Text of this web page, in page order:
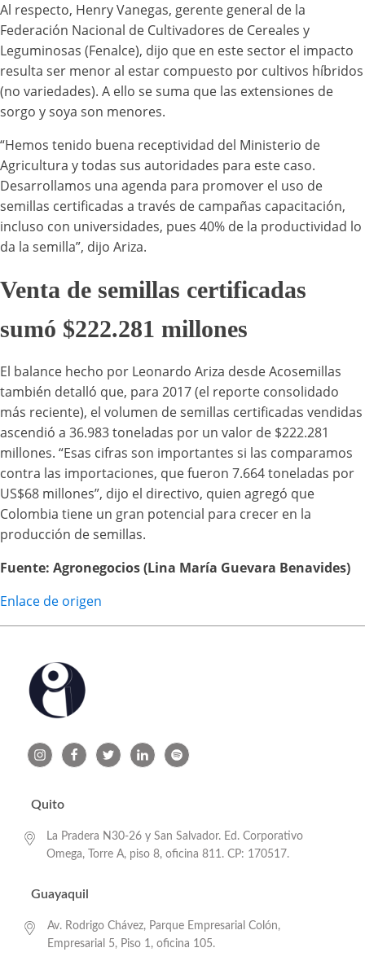
Al respecto, Henry Vanegas, gerente general de la
Federación Nacional de Cultivadores de Cereales y
Leguminosas (Fenalce), dijo que en este sector el impacto
resulta ser menor al estar compuesto por cultivos híbridos
(no variedades). A ello se suma que las extensiones de
sorgo y soya son menores.
“Hemos tenido buena receptividad del Ministerio de
Agricultura y todas sus autoridades para este caso.
Desarrollamos una agenda para promover el uso de
semillas certificadas a través de campañas capacitación,
incluso con universidades, pues 40% de la productividad lo
da la semilla”, dijo Ariza.
Venta de semillas certificadas
sumó $222.281 millones
El balance hecho por Leonardo Ariza desde Acosemillas
también detalló que, para 2017 (el reporte consolidado
más reciente), el volumen de semillas certificadas vendidas
ascendió a 36.983 toneladas por un valor de $222.281
millones. “Esas cifras son importantes si las comparamos
contra las importaciones, que fueron 7.664 toneladas por
US$68 millones”, dijo el directivo, quien agregó que
Colombia tiene un gran potencial para crecer en la
producción de semillas.
Fuente: Agronegocios (Lina María Guevara Benavides)
Enlace de origen
Quito
La Pradera N30-26 y San Salvador. Ed. Corporativo
Omega, Torre A, piso 8, oficina 811. CP: 170517.
Guayaquil
Av. Rodrigo Chávez, Parque Empresarial Colón,
Empresarial 5, Piso 1, oficina 105.